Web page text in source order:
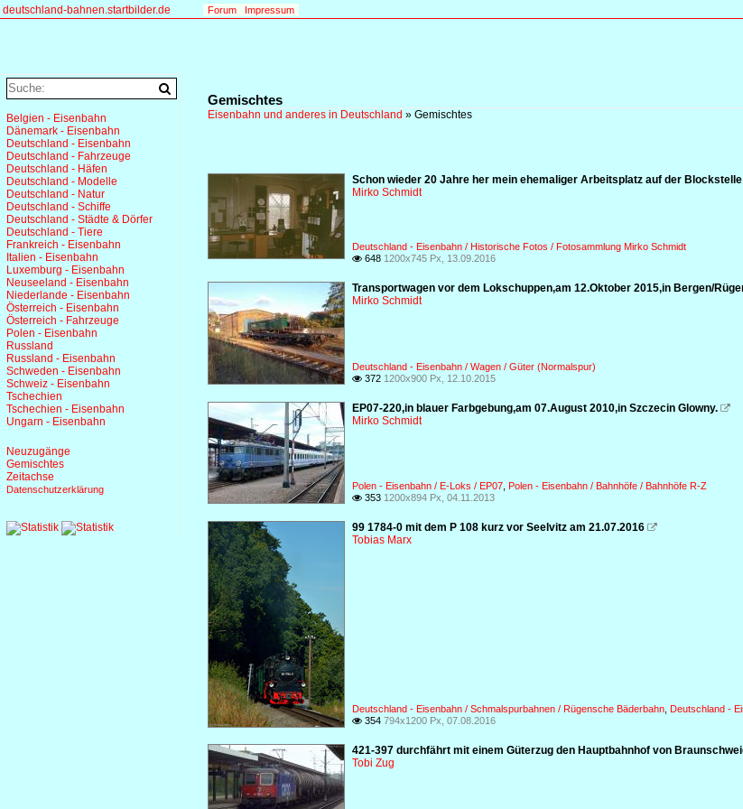
deutschland-bahnen.startbilder.de Forum Impressum
Gemischtes
Eisenbahn und anderes in Deutschland » Gemischtes
Schon wieder 20 Jahre her mein ehemaliger Arbeitsplatz auf der
Mirko Schmidt
Deutschland - Eisenbahn / Historische Fotos / Fotosammlung Mirko Schmidt
 648 1200x745 Px, 13.09.2016
Transportwagen vor dem Lokschuppen,am 12.Oktober 2015,in Bergen/
Mirko Schmidt
Deutschland - Eisenbahn / Wagen / Güter (Normalspur)
 372 1200x900 Px, 12.10.2015
EP07-220,in blauer Farbgebung,am 07.August 2010,in Szczecin Glowny. 
Mirko Schmidt
Polen - Eisenbahn / E-Loks / EP07 Polen - Eisenbahn / Bahnhöfe / Bahnhöfe R-Z
 353 1200x894 Px, 04.11.2013
99 1784-0 mit dem P 108 kurz vor Seelvitz am 21.07.2016 
Tobias Marx
Deutschland - Eisenbahn / Schmalspurbahnen / Rügensche Bäderbahn Deutschland -
 354 794x1200 Px, 07.08.2016
421-397 durchfährt mit einem Güterzug den Hauptbahnhof von
Tobi Zug
Belgien - Eisenbahn
Dänemark - Eisenbahn
Deutschland - Eisenbahn
Deutschland - Fahrzeuge
Deutschland - Häfen
Deutschland - Modelle
Deutschland - Natur
Deutschland - Schiffe
Deutschland - Städte & Dörfer
Deutschland - Tiere
Frankreich - Eisenbahn
Italien - Eisenbahn
Luxemburg - Eisenbahn
Neuseeland - Eisenbahn
Niederlande - Eisenbahn
Österreich - Eisenbahn
Österreich - Fahrzeuge
Polen - Eisenbahn
Russland
Russland - Eisenbahn
Schweden - Eisenbahn
Schweiz - Eisenbahn
Tschechien
Tschechien - Eisenbahn
Ungarn - Eisenbahn
Neuzugänge
Gemischtes
Zeitachse
Datenschutzerklärung